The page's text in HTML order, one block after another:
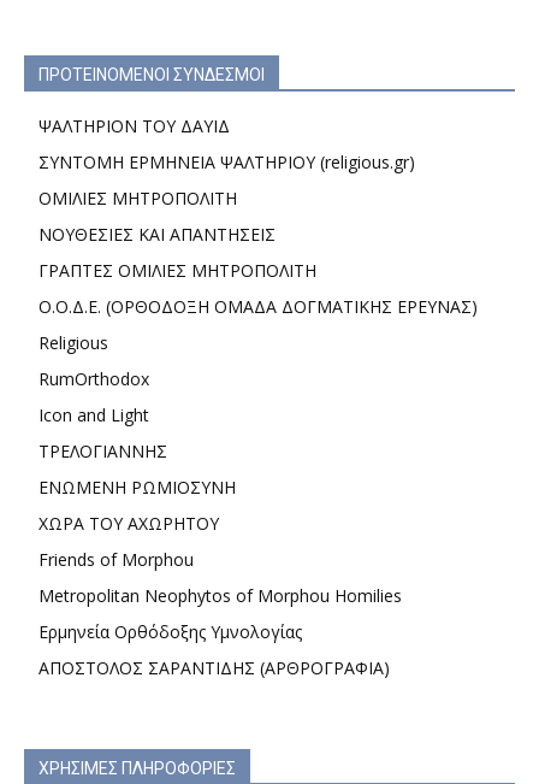
ΠΡΟΤΕΙΝΟΜΕΝΟΙ ΣΥΝΔΕΣΜΟΙ
ΨΑΛΤΗΡΙΟΝ ΤΟΥ ΔΑΥΙΔ
ΣΥΝΤΟΜΗ ΕΡΜΗΝΕΙΑ ΨΑΛΤΗΡΙΟΥ (religious.gr)
ΟΜΙΛΙΕΣ ΜΗΤΡΟΠΟΛΙΤΗ
ΝΟΥΘΕΣΙΕΣ ΚΑΙ ΑΠΑΝΤΗΣΕΙΣ
ΓΡΑΠΤΕΣ ΟΜΙΛΙΕΣ ΜΗΤΡΟΠΟΛΙΤΗ
Ο.Ο.Δ.Ε. (ΟΡΘΟΔΟΞΗ ΟΜΑΔΑ ΔΟΓΜΑΤΙΚΗΣ ΕΡΕΥΝΑΣ)
Religious
RumOrthodox
Icon and Light
ΤΡΕΛΟΓΙΑΝΝΗΣ
ΕΝΩΜΕΝΗ ΡΩΜΙΟΣΥΝΗ
ΧΩΡΑ ΤΟΥ ΑΧΩΡΗΤΟΥ
Friends of Morphou
Metropolitan Neophytos of Morphou Homilies
Ερμηνεία Ορθόδοξης Υμνολογίας
ΑΠΟΣΤΟΛΟΣ ΣΑΡΑΝΤΙΔΗΣ (ΑΡΘΡΟΓΡΑΦΙΑ)
ΧΡΗΣΙΜΕΣ ΠΛΗΡΟΦΟΡΙΕΣ